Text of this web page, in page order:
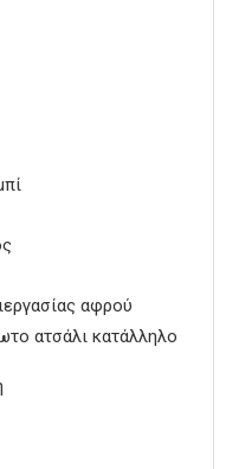
αφρού
ατσάλι κατάλληλο